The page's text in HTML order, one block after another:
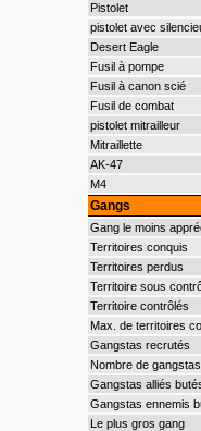
Pistolet
pistolet avec
Desert Eagle
Fusil à pompe
Fusil à canon scié
Fusil de combat
pistolet mitrailleur
Mitraillette
AK-47
M4
Gangs
Gang le moins
Territoires conquis
Territoires perdus
Territoire sous
Territoire contrôlés
Max. de territoires
Gangstas recrutés
Nombre de
Gangstas alliés
Gangstas ennemis
Le plus gros gang